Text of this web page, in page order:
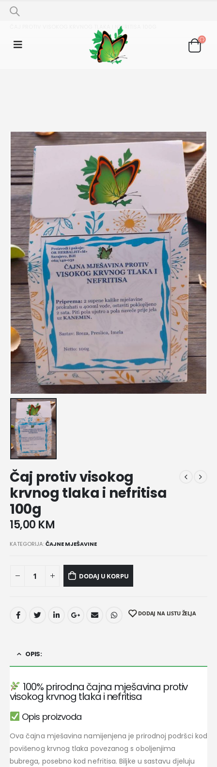
ČAJ PROTIV VISOKOG KRVNOG TLAKA I NEFRITISA 100G
Čaj protiv visokog
krvnog tlaka i nefritisa
100g
15,00 KM
KATEGORIJA:ČAJNE MJEŠAVINE
DODAJ U KORPU
DODAJ NA LISTU ŽELJA
OPIS:
100% prirodna čajna mješavina protiv
visokog krvnog tlaka i nefritisa
Opis proizvoda
Ova čajna mješavina namijenjena je prirodnoj podršci kod
povišenog krvnog tlaka povezanog s oboljenjima
bubrega, posebno kod nefritisa. Biljke u sastavu djeluju